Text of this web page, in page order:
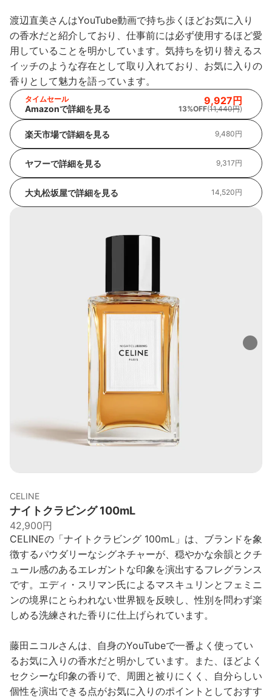
渡辺直美さんはYouTube動画で持ち歩くほどお気に入り
の香水だと紹介しており、仕事前には必ず使用するほど愛
用していることを明かしています。気持ちを切り替えるス
イッチのような存在として取り入れており、お気に入りの
香りとして魅力を語っています。
タイムセール
Amazonで詳細を見る
9,927円
13%OFF(11,440円)
楽天市場で詳細を見る 9,480円
ヤフーで詳細を見る 9,317円
大丸松坂屋で詳細を見る 14,520円
CELINE
ナイトクラビング 100mL
42,900円
CELINEの「ナイトクラビング 100mL」は、ブランドを象
徴するパウダリーなシグネチャーが、穏やかな余韻とクチ
ュール感のあるエレガントな印象を演出するフレグランス
です。エディ・スリマン氏によるマスキュリンとフェミニ
ンの境界にとらわれない世界観を反映し、性別を問わず楽
しめる洗練された香りに仕上げられています。
藤田ニコルさんは、自身のYouTubeで一番よく使ってい
るお気に入りの香水だと明かしています。また、ほどよく
セクシーな印象の香りで、周囲と被りにくく、自分らしい
個性を演出できる点がお気に入りのポイントとしておすす